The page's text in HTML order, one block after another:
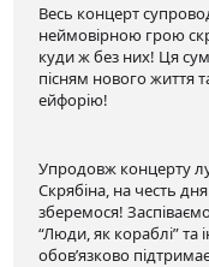
Весь концерт
неймовірною грою
куди ж без них! Ця
пісням нового життя
ейфорію!
Упродовж концерту
Скрябіна, на честь
зберемося!
“Люди, як кораблі” та
обов’язково